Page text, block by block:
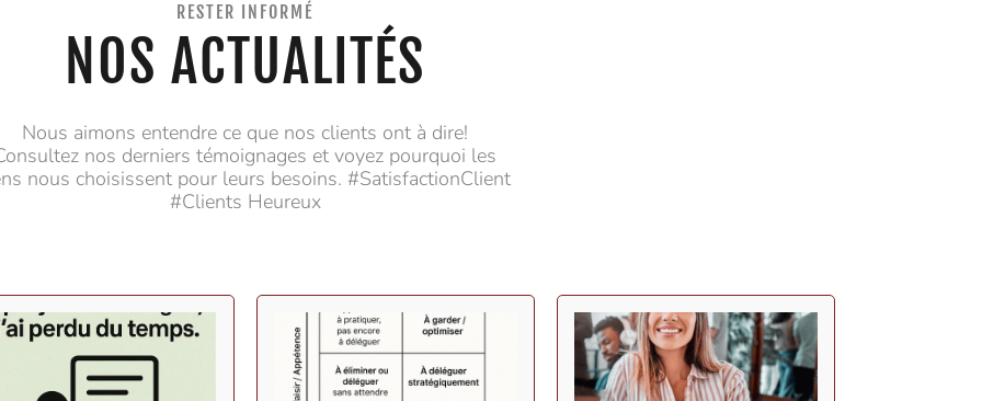
RESTER INFORMÉ
NOS ACTUALITÉS
Nous aimons entendre ce que nos clients ont à dire!
nos derniers témoignages et voyez pourquoi les
nous choisissent pour leurs besoins. #SatisfactionClient
#Clients Heureux